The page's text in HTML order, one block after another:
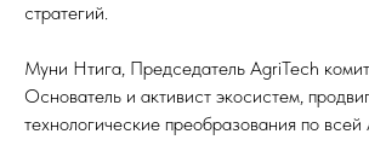
стратегий.
Муни Нтига, Председатель AgriTech
Основатель и активист экосистем,
технологические преобразования по